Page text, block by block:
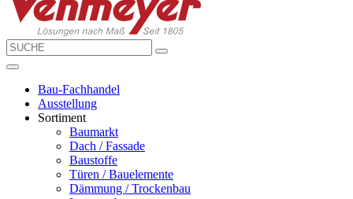
Bau-Fachhandel
Ausstellung
Sortiment
Baumarkt
Dach / Fassade
Baustoffe
Türen / Bauelemente
Dämmung / Trockenbau